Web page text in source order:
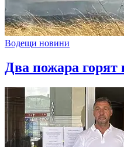
Водещи новини
Два пожара горят